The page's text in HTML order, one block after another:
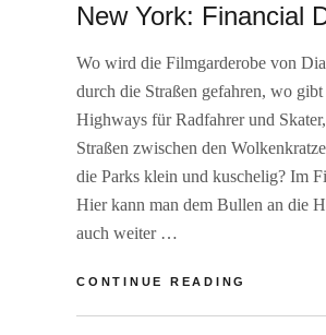
New York: Financial
Wo wird die Filmgarderobe von
durch die Straßen gefahren, wo gibt
Highways für Radfahrer und
Straßen zwischen den
die Parks klein und kuschelig? Im
Hier kann man dem Bullen an die
auch weiter …
CONTINUE READING